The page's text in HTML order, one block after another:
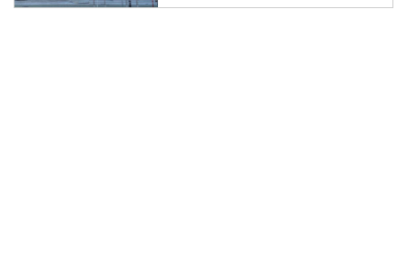
KTM Japan株式会社（東京都江東